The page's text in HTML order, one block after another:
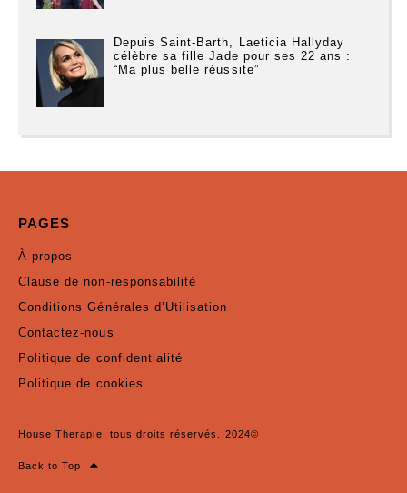
Depuis Saint-Barth, Laeticia Hallyday
célèbre sa fille Jade pour ses 22 ans :
“Ma plus belle réussite”
PAGES
À propos
Clause de non-responsabilité
Conditions Générales d’Utilisation
Contactez-nous
Politique de confidentialité
Politique de cookies
House Therapie, tous droits réservés. 2024©
Back to Top